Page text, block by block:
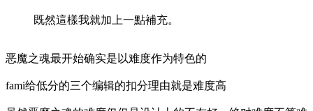
既然這樣我就加上一點補充。
恶魔之魂最开始确实是以难度作为特色的
fami给低分的三个编辑的扣分理由就是难度高